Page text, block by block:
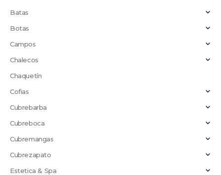
Batas
Botas
Campos
Chalecos
Chaquetín
Cofias
Cubrebarba
Cubreboca
Cubremangas
Cubrezapato
Estetica & Spa